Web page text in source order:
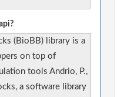
(BioBB) library is a
on top of
tools Andrio, P.,
a software library